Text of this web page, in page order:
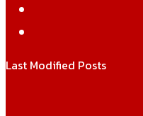
Last Modified Posts